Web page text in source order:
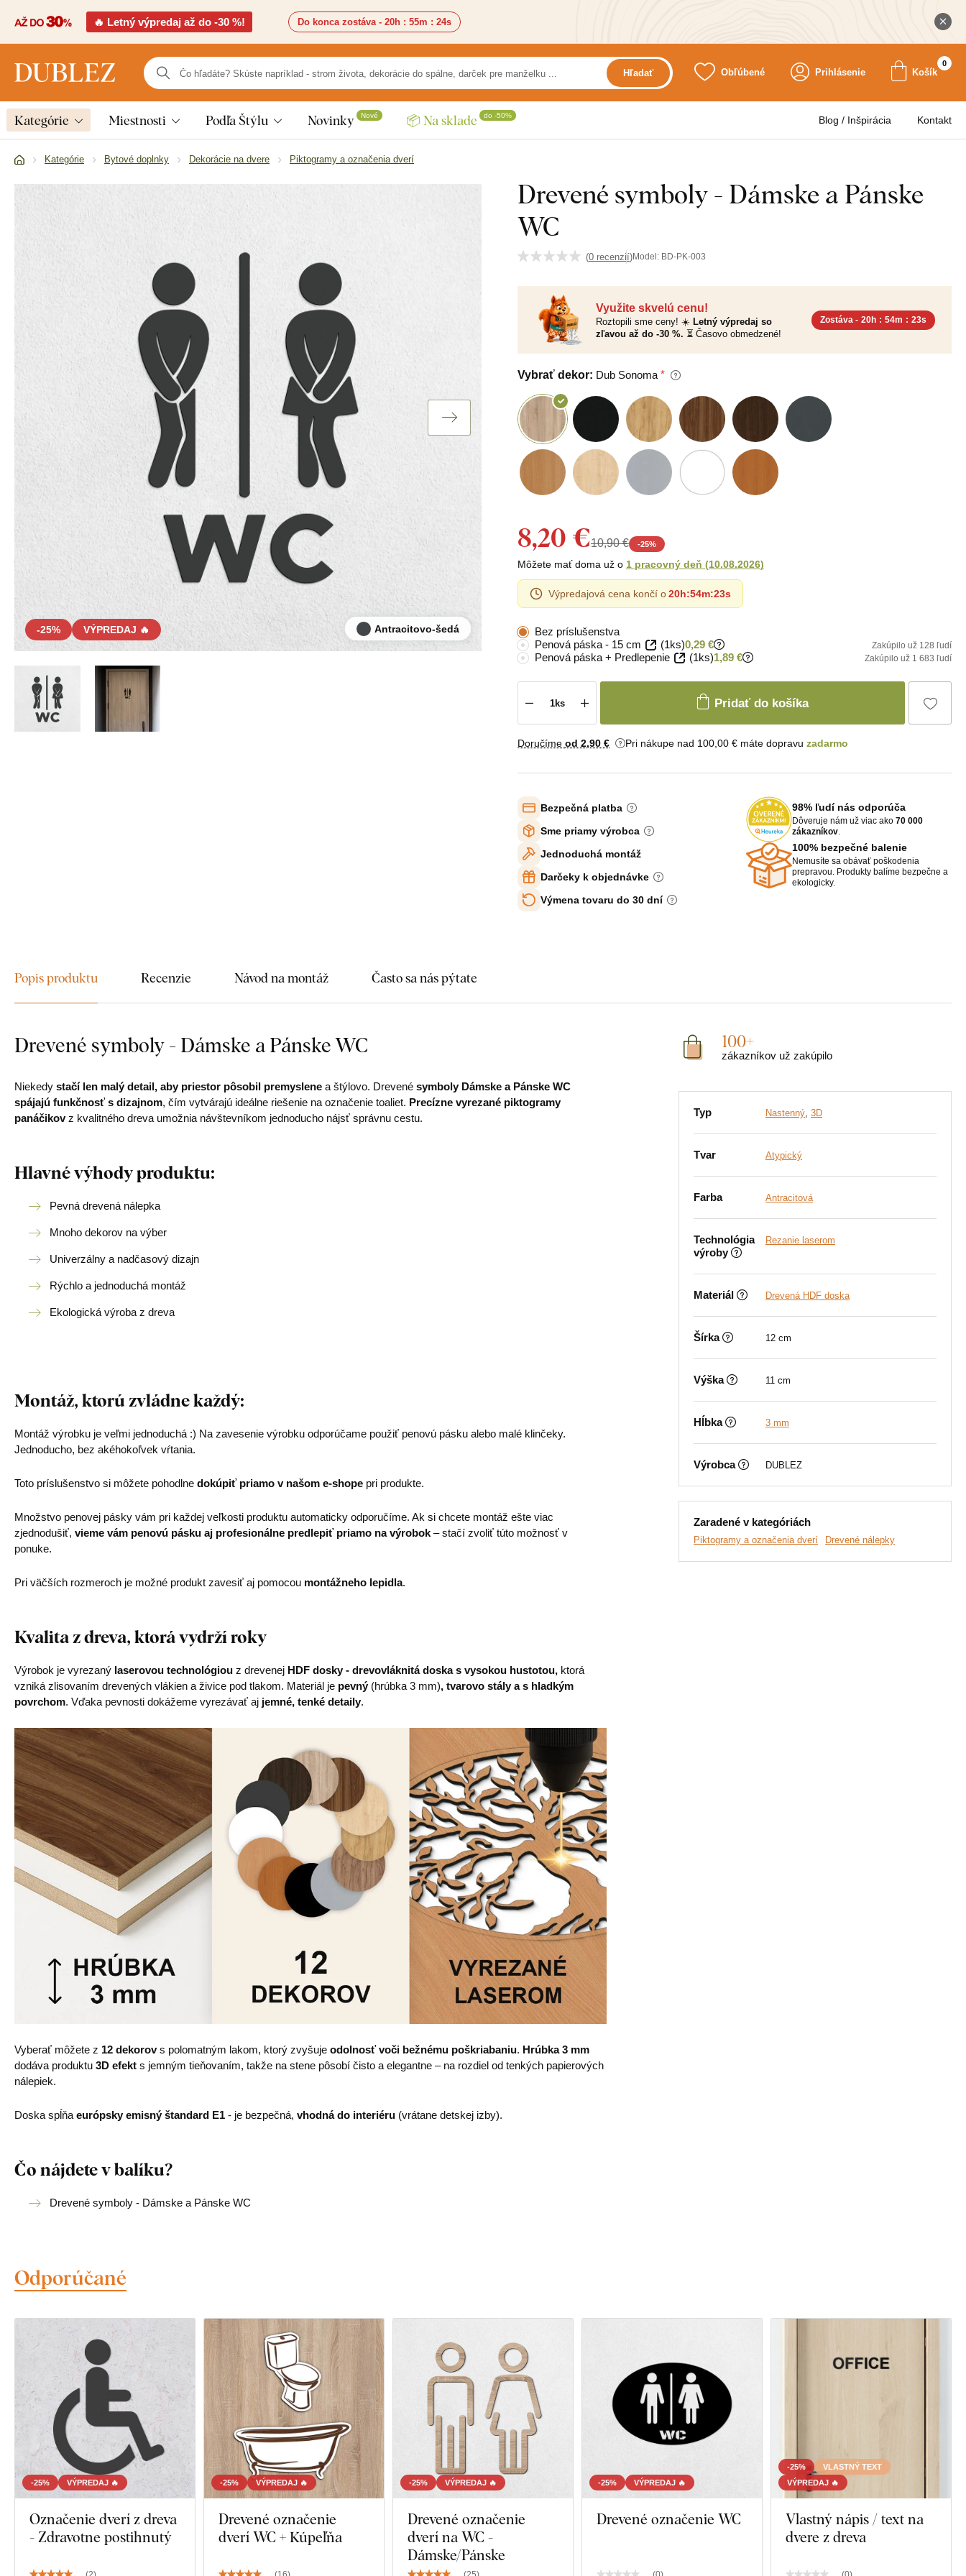
🔥 Letný výpredaj až do -30 %! Do konca zostáva - 20h : 55m : 22s
Hľadať Obľúbené Prihlásenie Košík
0
Kategórie Miestnosti Podľa Štýlu Novinky Nové 📦 Na sklade do -50% Blog / Inšpirácia Kontakt
Kategórie Bytové doplnky Dekorácie na dvere Piktogramy a označenia dverí
Drevené symboly - Dámske a Pánske
WC
(0 recenzií)Model: BD-PK-003
-25% VÝPREDAJ 🔥 Antracitovo-šedá
Využite skvelú cenu!
Roztopili sme ceny! ☀️ Letný výpredaj so
zľavou až do -30 %. ⏳ Časovo obmedzené!
Zostáva - 20h : 54m : 22s
Vybrať dekor: Dub Sonoma
8,20 €10,90 € -25%
Môžete mať doma už o 1 pracovný deň (10.08.2026)
Výpredajová cena končí o20h:54m:22s
Bez príslušenstva
Penová páska - 15 cm
(1ks)0,29 € Zakúpilo už 128 ľudí
Penová páska + Predlepenie (1ks)1,89 € Zakúpilo už 1 683 ľudí
Pridať do košíka
Doručíme od 2,90 € Pri nákupe nad 100,00 € máte dopravu zadarmo
Bezpečná platba
Sme priamy výrobca
Jednoduchá montáž
Darčeky k objednávke
Výmena tovaru do 30 dní
98% ľudí nás odporúča
Dôveruje nám už viac ako 70 000
zákazníkov
100% bezpečné balenie
Nemusíte sa obávať poškodenia
prepravou. Produkty balíme bezpečne a
ekologicky.
Popis produktu Recenzie Návod na montáž Často sa nás pýtate
Drevené symboly - Dámske a Pánske WC
Niekedy stačí len malý detail, aby priestor pôsobil premyslene a štýlovo. Drevené symboly Dámske a Pánske WC
spájajú funkčnosť s dizajnom, čím vytvárajú ideálne riešenie na označenie toaliet. Precízne vyrezané piktogramy
panáčikovz kvalitného dreva umožnia návštevníkom jednoducho nájsť správnu cestu.
Hlavné výhody produktu:
Pevná drevená nálepka
Mnoho dekorov na výber
Univerzálny a nadčasový dizajn
Rýchlo a jednoduchá montáž
Ekologická výroba z dreva
Montáž, ktorú zvládne každý:
Montáž výrobku je veľmi jednoduchá :) Na zavesenie výrobku odporúčame použiť penovú pásku alebo malé klinčeky.
Jednoducho, bez akéhokoľvek vŕtania.
Toto príslušenstvo si môžete pohodlne dokúpiť priamo v našom e-shope pri produkte.
Množstvo penovej pásky vám pri každej veľkosti produktu automaticky odporučíme. Ak si chcete montáž ešte viac
zjednodušiť, vieme vám penovú pásku aj profesionálne predlepiť priamo na výrobok – stačí zvoliť túto možnosť v
ponuke.
Pri väčších rozmeroch je možné produkt zavesiť aj pomocou montážneho lepidla.
Kvalita z dreva, ktorá vydrží roky
Výrobok je vyrezaný laserovou technológiou z drevenej HDF dosky - drevovláknitá doska s vysokou hustotou, ktorá
vzniká zlisovaním drevených vlákien a živice pod tlakom. Materiál je pevný (hrúbka 3 mm), tvarovo stály a s hladkým
povrchom. Vďaka pevnosti dokážeme vyrezávať aj jemné, tenké detaily.
Vyberať môžete z 12 dekorovs polomatným lakom, ktorý zvyšuje odolnosť voči bežnému poškriabaniu. Hrúbka 3 mm
dodáva produktu 3D efekt s jemným tieňovaním, takže na stene pôsobí čisto a elegantne – na rozdiel od tenkých papierových
nálepiek.
Doska spĺňa európsky emisný štandard E1 - je bezpečná, vhodná do interiéru (vrátane detskej izby).
Čo nájdete v balíku?
Drevené symboly - Dámske a Pánske WC
100+
zákazníkov už zakúpilo
Typ Nastenný, 3D
Tvar Atypický
Farba Antracitová
Technológia
výroby
Rezanie laserom
Materiál Drevená HDF doska
Šírka 12 cm
Výška 11 cm
Hĺbka 3 mm
Výrobca DUBLEZ
Zaradené v kategóriách
Piktogramy a označenia dverí Drevené nálepky
Odporúčané
-25% VÝPREDAJ 🔥
Označenie dverí z dreva
- Zdravotne postihnutý
-25% VÝPREDAJ 🔥
Drevené označenie
dverí WC + Kúpeľňa
-25% VÝPREDAJ 🔥
Drevené označenie
dverí na WC -
Dámske/Pánske
-25% VÝPREDAJ 🔥
Drevené označenie WC
-25%
VLASTNÝ TEXT
VÝPREDAJ 🔥
Vlastný nápis / text na
dvere z dreva